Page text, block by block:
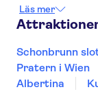
Läs mer
Schonbrunn
Pratern i Wien
Albertina